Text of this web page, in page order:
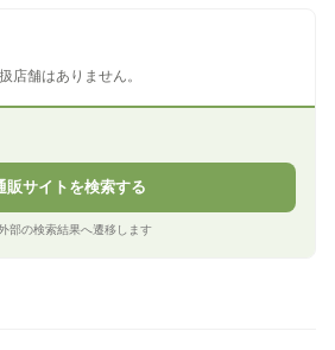
店舗はありません。
販サイトを検索する
部の検索結果へ遷移します